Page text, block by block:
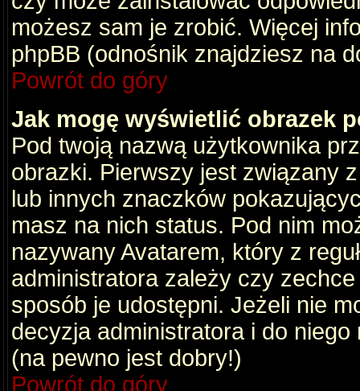
możesz sam je zrobić. Więcej
phpBB (odnośnik znajdziesz na
Powrót do góry
Jak mogę wyświetlić obrazek
Pod twoją nazwą użytkownika
obrazki. Pierwszy jest związany
lub innych znaczków
masz na nich status. Pod nim
nazywany Avatarem, który z
administratora zależy czy
sposób je udostępni. Jeżeli nie
decyzja administratora i do
(na pewno jest dobry!)
Powrót do góry